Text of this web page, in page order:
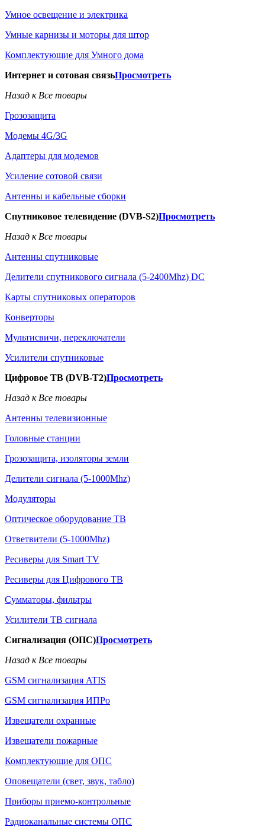
Умное освещение и электрика
Умные карнизы и моторы для штор
Комплектующие для Умного дома
Интернет и сотовая связьПросмотреть
Назад к Все товары
Грозозащита
Модемы 4G/3G
Адаптеры для модемов
Усиление сотовой связи
Антенны и кабельные сборки
Спутниковое телевидение (DVB-S2)Просмотреть
Назад к Все товары
Антенны спутниковые
Делители спутникового сигнала (5-2400Mhz) DC
Карты спутниковых операторов
Конверторы
Мультисвичи, переключатели
Усилители спутниковые
Цифровое ТВ (DVB-T2)Просмотреть
Назад к Все товары
Антенны телевизионные
Головные станции
Грозозащита, изоляторы земли
Делители сигнала (5-1000Mhz)
Модуляторы
Оптическое оборудование ТВ
Ответвители (5-1000Mhz)
Ресиверы для Smart TV
Ресиверы для Цифрового ТВ
Сумматоры, фильтры
Усилители ТВ сигнала
Сигнализация (ОПС)Просмотреть
Назад к Все товары
GSM сигнализация ATIS
GSM сигнализация ИПРо
Извещатели охранные
Извещатели пожарные
Комплектующие для ОПС
Оповещатели (свет, звук, табло)
Приборы приемо-контрольные
Радиоканальные системы ОПС